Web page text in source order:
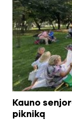
Kauno
pikniką